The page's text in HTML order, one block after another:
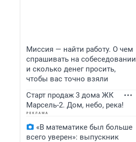
Миссия — найти работу. О чем
спрашивать на собеседовании
и сколько денег просить,
чтобы вас точно взяли
Старт продаж 3 дома ЖК
Марсель-2. Дом, небо, река!
«В математике был больше
всего уверен»: выпускник